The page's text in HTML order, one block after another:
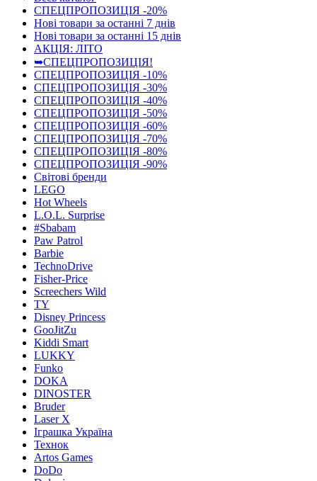
СПЕЦПРОПОЗИЦІЯ -20%
Нові товари за останнi 7 днiв
Нові товари за останнi 15 днiв
АКЦІЯ: ЛІТО
➥СПЕЦПРОПОЗИЦІЯ!
СПЕЦПРОПОЗИЦІЯ -10%
СПЕЦПРОПОЗИЦІЯ -30%
СПЕЦПРОПОЗИЦІЯ -40%
СПЕЦПРОПОЗИЦІЯ -50%
СПЕЦПРОПОЗИЦІЯ -60%
СПЕЦПРОПОЗИЦІЯ -70%
СПЕЦПРОПОЗИЦІЯ -80%
СПЕЦПРОПОЗИЦІЯ -90%
Світові бренди
LEGO
Hot Wheels
L.O.L. Surprise
#Sbabam
Paw Patrol
Barbie
TechnoDrive
Fisher-Price
Screechers Wild
TY
Disney Princess
GooJitZu
Kiddi Smart
LUKKY
Funko
DOKA
DINOSTER
Bruder
Laser X
Іграшка Україна
Технок
Artos Games
DoDo